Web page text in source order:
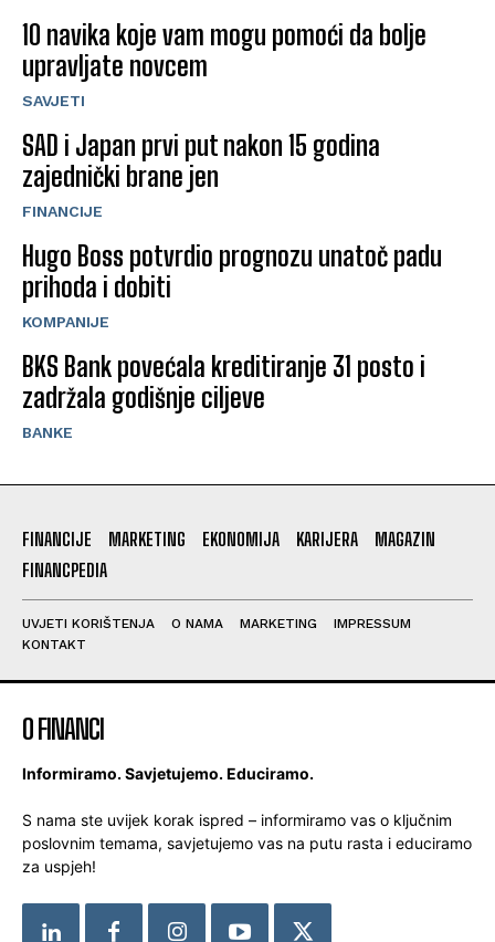
10 navika koje vam mogu pomoći da bolje
upravljate novcem
SAVJETI
SAD i Japan prvi put nakon 15 godina
zajednički brane jen
FINANCIJE
Hugo Boss potvrdio prognozu unatoč padu
prihoda i dobiti
KOMPANIJE
BKS Bank povećala kreditiranje 31 posto i
zadržala godišnje ciljeve
BANKE
FINANCIJE MARKETING EKONOMIJA KARIJERA
MAGAZIN
FINANCPEDIA
UVJETI KORIŠTENJA O NAMA MARKETING
IMPRESSUM
KONTAKT
O FINANCI
Informiramo. Savjetujemo. Educiramo.
S nama ste uvijek korak ispred – informiramo vas o ključnim
poslovnim temama, savjetujemo vas na putu rasta i educiramo
za uspjeh!